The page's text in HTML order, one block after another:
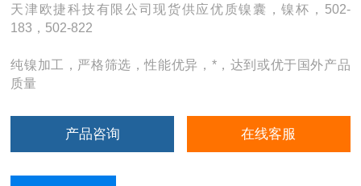
天津欧捷科技有限公司现货供应优质镍囊，镍杯，502-
183，502-822
纯镍加工，严格筛选，性能优异，*，达到或优于国外产品
质量
产品咨询 在线客服